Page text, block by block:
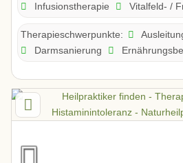
Infusionstherapie
Vitalfeld- /
Therapieschwerpunkte:
Darmsanierung